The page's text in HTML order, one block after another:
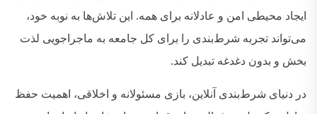
ایجاد محیطی امن و عادلانه برای همه. این تلاش‌ها به نوبه خود،
می‌تواند تجربه شرط‌بندی را برای کل جامعه به ماجراجویی لذت‌
بخش و بدون دغدغه تبدیل کند.
در دنیای شرط‌بندی آنلاین، بازی مسئولانه و اخلاقی، اهمیت حفظ